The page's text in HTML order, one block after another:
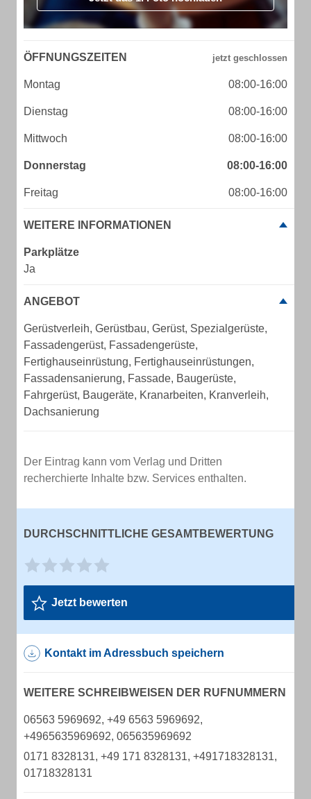
ÖFFNUNGSZEITEN
Montag 08:00-16:00
Dienstag 08:00-16:00
Mittwoch 08:00-16:00
Donnerstag 08:00-16:00
Freitag 08:00-16:00
WEITERE INFORMATIONEN
Parkplätze
Ja
ANGEBOT
Gerüstverleih, Gerüstbau, Gerüst, Spezialgerüste,
Fassadengerüst, Fassadengerüste,
Fertighauseinrüstung, Fertighauseinrüstungen,
Fassadensanierung, Fassade, Baugerüste,
Fahrgerüst, Baugeräte, Kranarbeiten, Kranverleih,
Dachsanierung
Der Eintrag kann vom Verlag und Dritten
recherchierte Inhalte bzw. Services enthalten.
DURCHSCHNITTLICHE GESAMTBEWERTUNG
Jetzt bewerten
Kontakt im Adressbuch speichern
WEITERE SCHREIBWEISEN DER RUFNUMMERN
06563 5969692, +49 6563 5969692,
+4965635969692, 065635969692
0171 8328131, +49 171 8328131, +491718328131,
01718328131